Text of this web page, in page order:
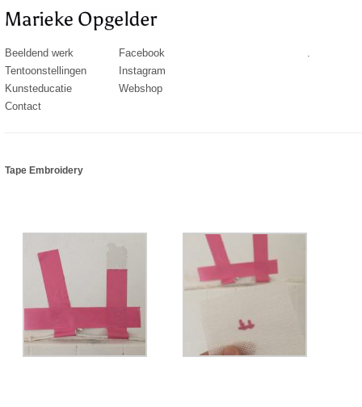
Beeldend werk
Tentoonstellingen
Kunsteducatie
Contact
Facebook
Instagram
Webshop
.
Tape Embroidery